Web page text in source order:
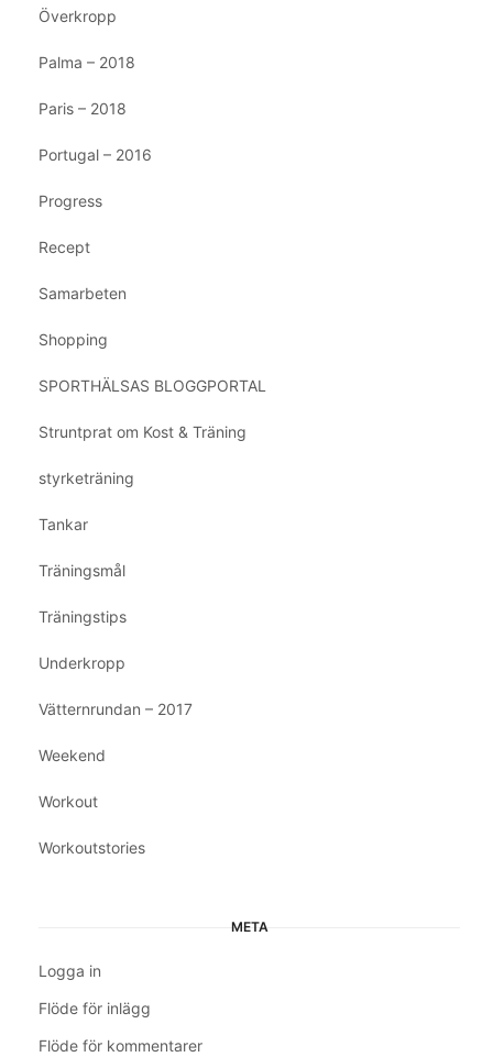
Överkropp
Palma – 2018
Paris – 2018
Portugal – 2016
Progress
Recept
Samarbeten
Shopping
SPORTHÄLSAS BLOGGPORTAL
Struntprat om Kost & Träning
styrketräning
Tankar
Träningsmål
Träningstips
Underkropp
Vätternrundan – 2017
Weekend
Workout
Workoutstories
META
Logga in
Flöde för inlägg
Flöde för kommentarer